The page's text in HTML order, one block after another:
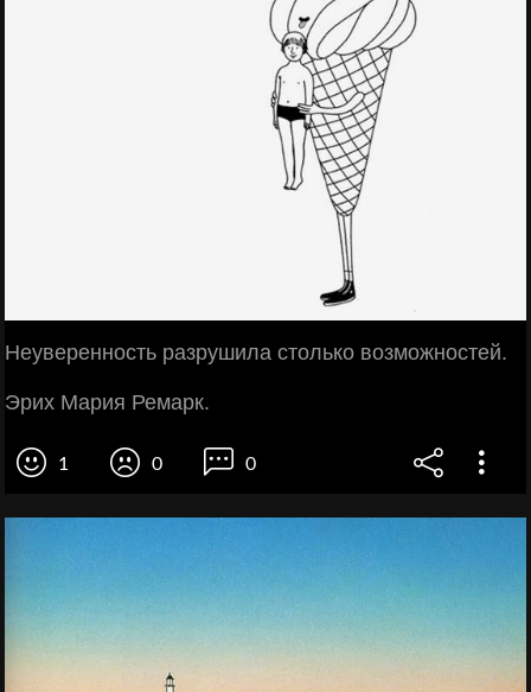
Неуверенность разрушила столько возможностей.
Эрих Мария Ремарк.
1 0 0